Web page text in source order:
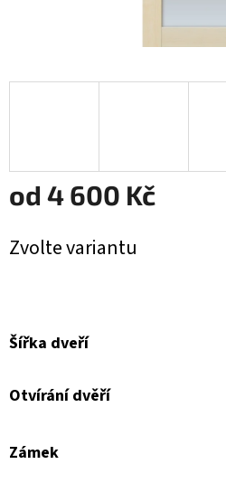
od 4 600 Kč
cena:
Zvolte variantu
Šířka dveří
Otvírání dvěří
Zámek